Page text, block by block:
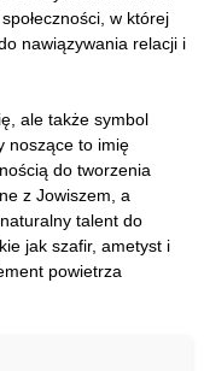
w której
nawiązywania relacji i
ale także symbol
noszące to imię
do tworzenia
z Jowiszem, a
talent do
jak szafir, ametyst i
powietrza